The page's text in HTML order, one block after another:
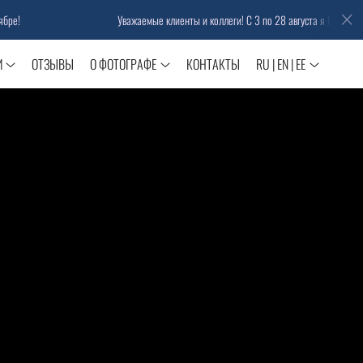
ОТЗЫВЫ О ФОТОГРАФЕ КОНТАКТЫ RU | EN | EE
Уважаемые клиенты и коллеги! С 3 по 28 августа я буду в отпуске. До